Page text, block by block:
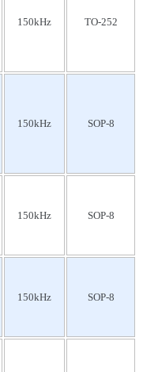
150kHz TO-252
150kHz SOP-8
150kHz SOP-8
150kHz SOP-8